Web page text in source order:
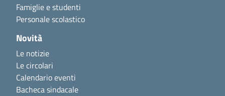
Famiglie e studenti
Personale scolastico
Novità
Le notizie
Le circolari
Calendario eventi
Bacheca sindacale